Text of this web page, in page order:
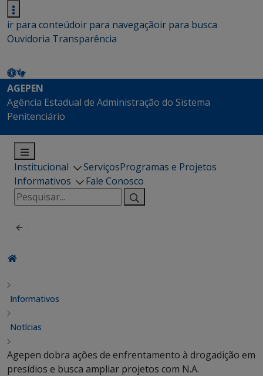
ir para conteúdoir para navegaçãoir para busca
Ouvidoria Transparência
AGEPEN
Agência Estadual de Administração do Sistema
Penitenciário
Institucional ServiçosProgramas e Projetos
Informativos
Fale Conosco
Pesquisar
por:
Informativos
Notícias
Agepen dobra ações de enfrentamento à drogadição em
presídios e busca ampliar projetos com N.A.